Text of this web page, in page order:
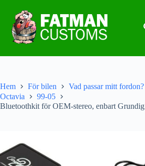
Hem För bilen Vad passar mitt fordon?
Octavia
99-05
Bluetoothkit för OEM-stereo, enbart Grundig